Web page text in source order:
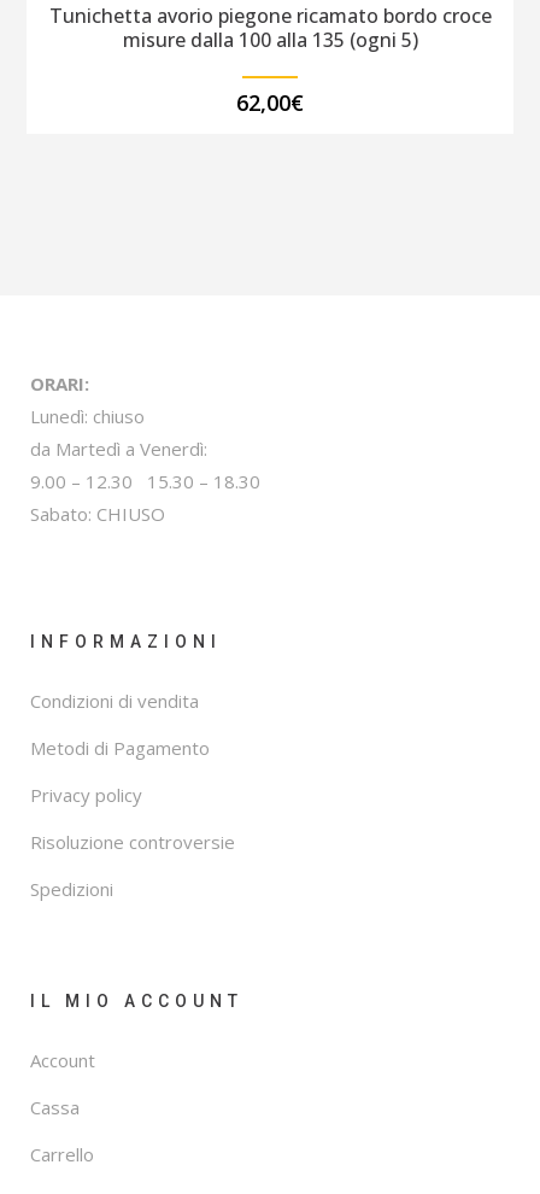
Tunichetta avorio piegone ricamato bordo croce
misure dalla 100 alla 135 (ogni 5)
62,00€
ORARI:
Lunedì: chiuso
da Martedì a Venerdì:
9.00 – 12.30 15.30 – 18.30
Sabato: CHIUSO
INFORMAZIONI
Condizioni di vendita
Metodi di Pagamento
Privacy policy
Risoluzione controversie
Spedizioni
IL MIO ACCOUNT
Account
Cassa
Carrello